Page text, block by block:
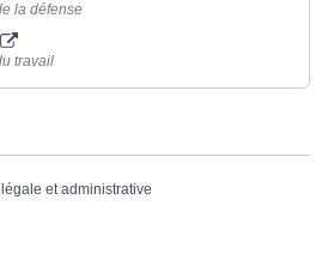
la défense
travail
et administrative